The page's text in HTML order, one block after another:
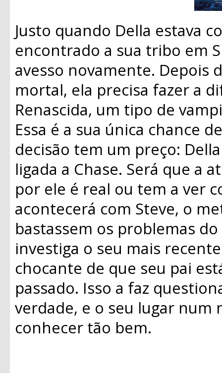
Justo quando Della estava
encontrado a sua tribo em
avesso novamente. Depois
mortal, ela precisa fazer a
Renascida, um tipo de
Essa é a sua única chance
decisão tem um preço:
ligada a Chase. Será que a
por ele é real ou tem a ver
acontecerá com Steve, o
bastassem os problemas
investiga o seu mais
chocante de que seu pai
passado. Isso a faz
verdade, e o seu lugar num
conhecer tão bem.